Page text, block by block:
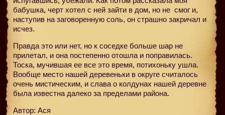
бабушка, черт хотел с ней зайти в дом, но не смог и,
наступив на заговоренную соль, он страшно закричал и
исчез.
Правда это или нет, но к соседке больше шар не
прилетал, и она постепенно отошла и поправилась.
Тоска, мучившая ее все это время, потихоньку ушла.
Вообще место нашей деревеньки в округе считалось
очень мистическим, и слава о колдунах нашей деревне
была известна далеко за пределами района.
Автор: Ася